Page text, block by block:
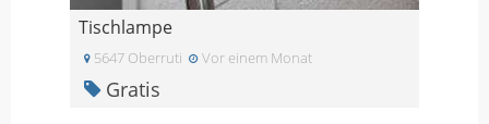
Tischlampe
5647 Oberruti Vor einem Monat
Gratis